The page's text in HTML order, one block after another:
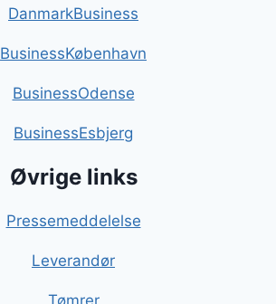
DanmarkBusiness
BusinessKøbenhavn
BusinessOdense
BusinessEsbjerg
Øvrige links
Pressemeddelelse
Leverandør